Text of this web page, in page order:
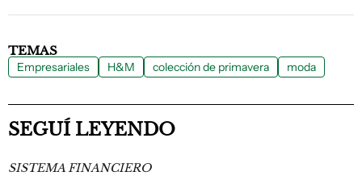
TEMAS
Empresariales H&M colección de primavera moda
SEGUÍ LEYENDO
SISTEMA FINANCIERO